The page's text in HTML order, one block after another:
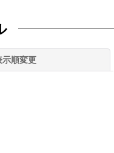
示順変更